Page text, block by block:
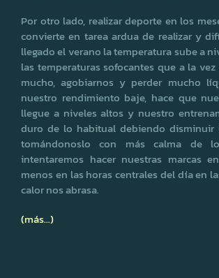
Por otro lado, realizar deporte en los
convierte en tarea ardua de realizar y
llegado el verano la temperatura sube a
las temperaturas sofocantes que a la
mucho, agobiarnos y perder mucho
nuestro rendimiento baje, hace que
llegue a niveles altos y nuestro
duro de lo habitual debiendo
tomándonoslo con más calma de
intentaremos hacer nuestras marcas
menos en las horas centrales del día en
calor nos abrasa.
(más…)